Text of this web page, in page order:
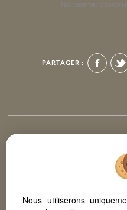
Nos barèmes
PARTAGER :
votre tablette ou
Nous utiliserons